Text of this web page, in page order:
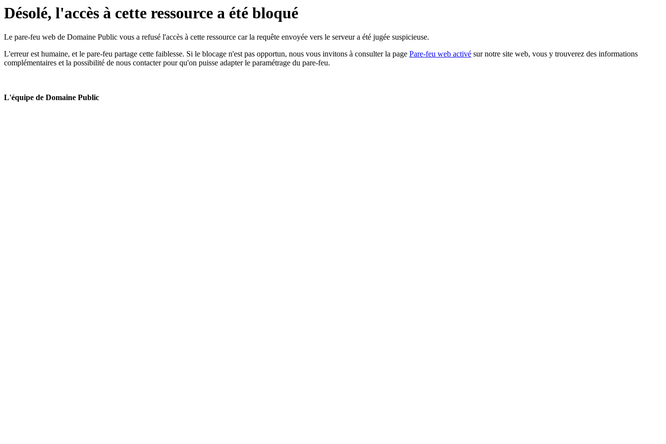
Désolé, l'accès à cette ressource a été bloqué
Le pare-feu web de Domaine Public vous a refusé l'accès à cette ressource car la requête envoyée vers le serveur a été jugée suspicieuse.
L'erreur est humaine, et le pare-feu partage cette faiblesse. Si le blocage n'est pas opportun, nous vous invitons à consulter la page Pare-feu web activé sur notre site web, vous y trouverez des informations
complémentaires et la possibilité de nous contacter pour qu'on puisse adapter le paramétrage du pare-feu.
L'équipe de Domaine Public